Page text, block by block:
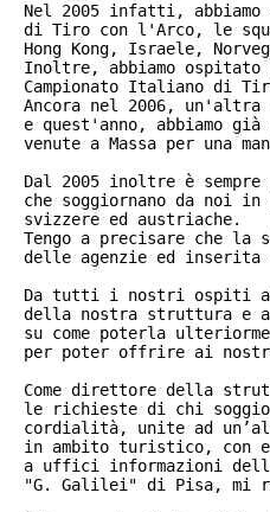
Nel 2005 infatti,
di Tiro con l'Arco, le
Hong Kong, Israele,
Inoltre, abbiamo
Campionato Italiano di
Ancora nel 2006,
e quest'anno, abbiamo
venute a Massa per una
Dal 2005 inoltre è
che soggiornano da noi
svizzere ed austriache.
Tengo a precisare che
delle agenzie ed
Da tutti i nostri ospiti
della nostra struttura e
su come poterla
per poter offrire ai
Come direttore della
le richieste di chi
cordialità, unite ad
in ambito turistico, con
a uffici informazioni
"G. Galilei" di Pisa, mi